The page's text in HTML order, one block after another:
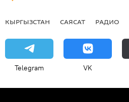
КЫРГЫЗСТАН САЯСАТ РАДИО
Telegram VK